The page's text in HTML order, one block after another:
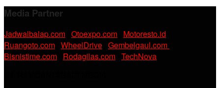
Media Partner
Jadwalbalap.com Otoexpo.com Motoresto.id
Ruangoto.com WheelDrive Gembelgaul.com
Bisnistime.com Rodagilas.com TechNova